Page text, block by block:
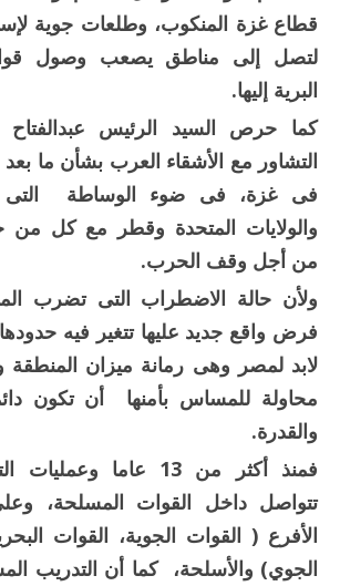
قطاع غزة المنكوب، وطلعات جوية
لتصل إلى مناطق يصعب وصول
البرية إليها.
كما حرص السيد الرئيس
التشاور مع الأشقاء العرب بشأن ما بعد
فى غزة، فى ضوء الوساطة التى
والولايات المتحدة وقطر مع كل من
من أجل وقف الحرب.
ولأن حالة الاضطراب التى تضرب
فرض واقع جديد عليها تتغير فيه حدودها
لابد لمصر وهى رمانة ميزان المنطقة
محاولة للمساس بأمنها أن تكون
والقدرة.
فمنذ أكثر من 13 عاما
تتواصل داخل القوات المسلحة،
الأفرع ( القوات الجوية، القوات
الجوي) والأسلحة، كما أن التدريب